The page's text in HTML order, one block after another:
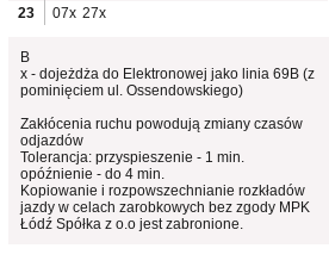
23
07x 27x
B
x - dojeżdża do Elektronowej jako linia 69B (z
pominięciem ul. Ossendowskiego)
Zakłócenia ruchu powodują zmiany czasów
odjazdów
Tolerancja: przyspieszenie - 1 min.
opóźnienie - do 4 min.
Kopiowanie i rozpowszechnianie rozkładów
jazdy w celach zarobkowych bez zgody MPK
Łódź Spółka z o.o jest zabronione.